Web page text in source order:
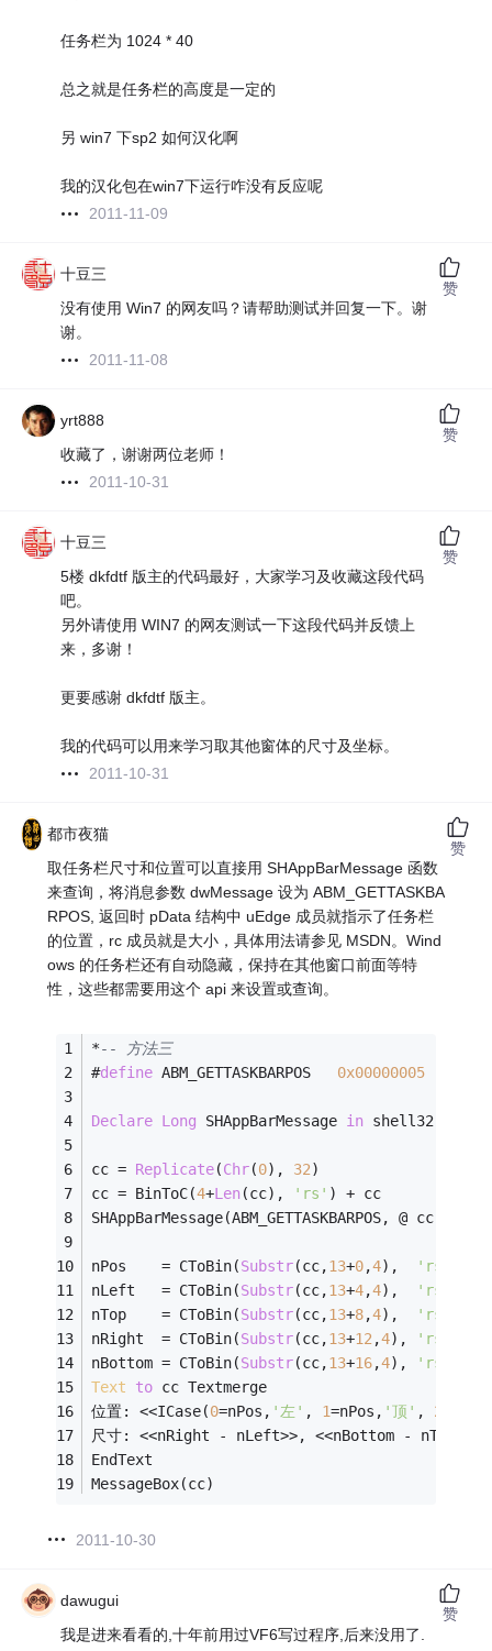
任务栏为 1024 * 40
总之就是任务栏的高度是一定的
另 win7 下sp2 如何汉化啊
我的汉化包在win7下运行咋没有反应呢
2011-11-09
十豆三
没有使用 Win7 的网友吗？请帮助测试并回复一下。谢
谢。
2011-11-08
赞
yrt888
收藏了，谢谢两位老师！
2011-10-31
赞
十豆三
5楼 dkfdtf 版主的代码最好，大家学习及收藏这段代码
吧。
另外请使用 WIN7 的网友测试一下这段代码并反馈上
来，多谢！
更要感谢 dkfdtf 版主。
我的代码可以用来学习取其他窗体的尺寸及坐标。
2011-10-31
赞
都市夜猫
取任务栏尺寸和位置可以直接用 SHAppBarMessage 函数
来查询，将消息参数 dwMessage 设为 ABM_GETTASKBA
RPOS, 返回时 pData 结构中 uEdge 成员就指示了任务栏
的位置，rc 成员就是大小，具体用法请参见 MSDN。Wind
ows 的任务栏还有自动隐藏，保持在其他窗口前面等特
性，这些都需要用这个 api 来设置或查询。
*-- 方法三
#define 0x00000005
Declare Long SHAppBarMessage in shell32
cc = Replicate(Chr(0), 32)
cc = BinToC(4+Len(cc), 'rs' ) + cc
SHAppBarMessage(ABM_GETTASKBARPOS, @ cc)
nPos = CToBin(Substr(cc,13+0,4), 'rs'
nLeft = CToBin(Substr(cc,13+4,4), 'rs'
nTop = CToBin(Substr(cc,13+8,4), 'rs'
nRight = CToBin(Substr(cc,13+12,4), 'rs'
nBottom = CToBin(Substr(cc,13+16,4), 'rs'
Text
to cc Textmerge
位置: <<ICase(0=nPos, '左' , 1=nPos, '顶' , 2
尺寸: <<nRight - nLeft>>, <<nBottom - nTop
EndText
MessageBox(cc)
2011-10-30
赞
dawugui
我是进来看看的,十年前用过VF6写过程序,后来没用了.
赞